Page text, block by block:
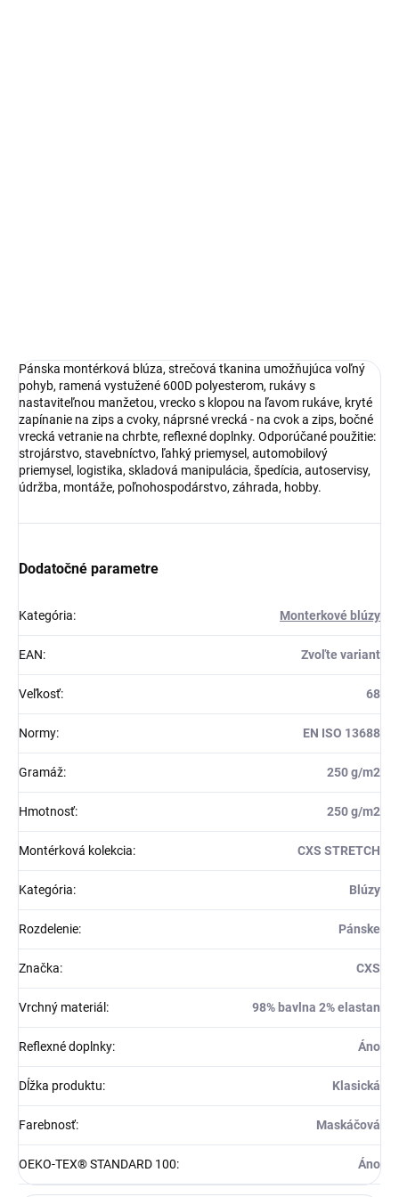
Pánska montérková blúza, strečová tkanina umožňujúca voľný
pohyb, ramená vystužené 600D polyesterom, rukávy s
nastaviteľnou manžetou, vrecko s klopou na ľavom rukáve, kryté
zapínanie na zips a cvoky, náprsné vrecká - na cvok a zips, bočné
vrecká vetranie na chrbte, reflexné doplnky. Odporúčané použitie:
strojárstvo, stavebníctvo, ľahký priemysel, automobilový
priemysel, logistika, skladová manipulácia, špedícia, autoservisy,
údržba, montáže, poľnohospodárstvo, záhrada, hobby.
Dodatočné parametre
Kategória: Monterkové blúzy
EAN: Zvoľte variant
Veľkosť: 68
Normy: EN ISO 13688
Gramáž: 250 g/m2
Hmotnosť: 250 g/m2
Montérková kolekcia: CXS STRETCH
Kategória: Blúzy
Rozdelenie: Pánske
Značka: CXS
Vrchný materiál : 98% bavlna 2% elastan
Reflexné doplnky: Áno
Dĺžka produktu: Klasická
Farebnosť: Maskáčová
OEKO-TEX® STANDARD 100: Áno